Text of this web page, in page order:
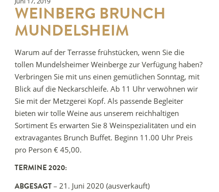
WEINBERG BRUNCH
MUNDELSHEIM
Warum auf der Terrasse frühstücken, wenn Sie die
tollen Mundelsheimer Weinberge zur Verfügung haben?
Verbringen Sie mit uns einen gemütlichen Sonntag, mit
Blick auf die Neckarschleife. Ab 11 Uhr verwöhnen wir
Sie mit der Metzgerei Kopf. Als passende Begleiter
bieten wir tolle Weine aus unserem reichhaltigen
Sortiment Es erwarten Sie 8 Weinspezialitäten und ein
extravagantes Brunch Buffet. Beginn 11.00 Uhr Preis
pro Person € 45,00.
TERMINE 2020:
ABGESAGT – 21. Juni 2020 (ausverkauft)